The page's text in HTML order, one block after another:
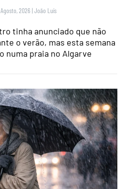
2026 |João Luís
tinha anunciado que não
o verão, mas esta semana
numa praia no Algarve